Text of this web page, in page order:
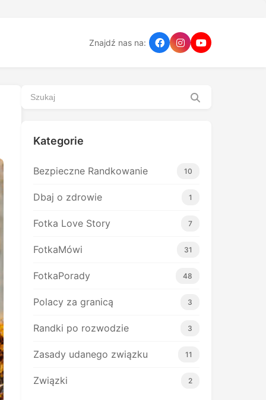
Znajdź nas na:
Kategorie
Bezpieczne Randkowanie 10
Dbaj o zdrowie 1
Fotka Love Story 7
FotkaMówi 31
FotkaPorady 48
Polacy za granicą 3
Randki po rozwodzie 3
Zasady udanego związku 11
Związki 2